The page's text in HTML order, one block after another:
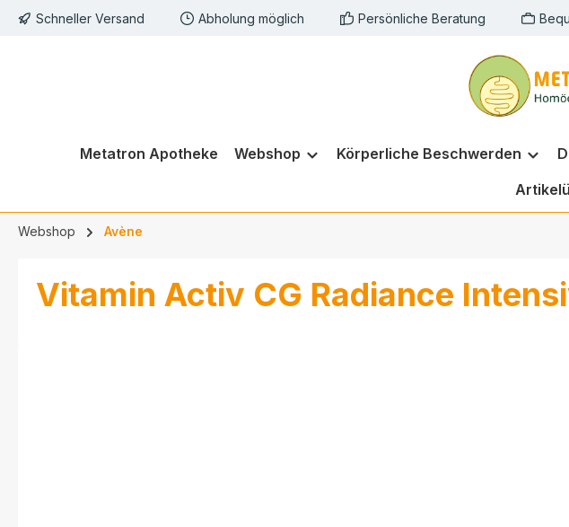
Zur Hauptnavigation springen
Schneller Versand Abholung möglich Persönliche Beratung
Metatron Apotheke Webshop Körperliche Beschwerden
Webshop Avène
Vitamin Activ CG Radiance